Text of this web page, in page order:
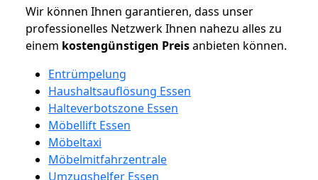
Wir können Ihnen garantieren, dass unser
professionelles Netzwerk Ihnen nahezu alles zu
einem kostengünstigen Preisanbieten können.
Entrümpelung
Haushaltsauflösung Essen
Halteverbotszone Essen
Möbellift Essen
Möbeltaxi
Möbelmitfahrzentrale
Umzugshelfer Essen